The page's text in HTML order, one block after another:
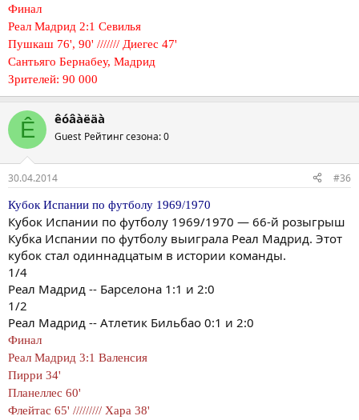
Финал
Реал Мадрид 2:1 Севилья
Пушкаш 76', 90' /////// Диегес 47'
Сантьяго Бернабеу, Мадрид
Зрителей: 90 000
Ê êóâàëäà
Guest Рейтинг сезона: 0
30.04.2014 #36
Кубок Испании по футболу 1969/1970
Кубок Испании по футболу 1969/1970 — 66-й розыгрыш
Кубка Испании по футболу выиграла Реал Мадрид. Этот
кубок стал одиннадцатым в истории команды.
1/4
Реал Мадрид -- Барселона 1:1 и 2:0
1/2
Реал Мадрид -- Атлетик Бильбао 0:1 и 2:0
Финал
Реал Мадрид 3:1 Валенсия
Пирри 34'
Планеллес 60'
Флейтас 65' ///////// Хара 38'